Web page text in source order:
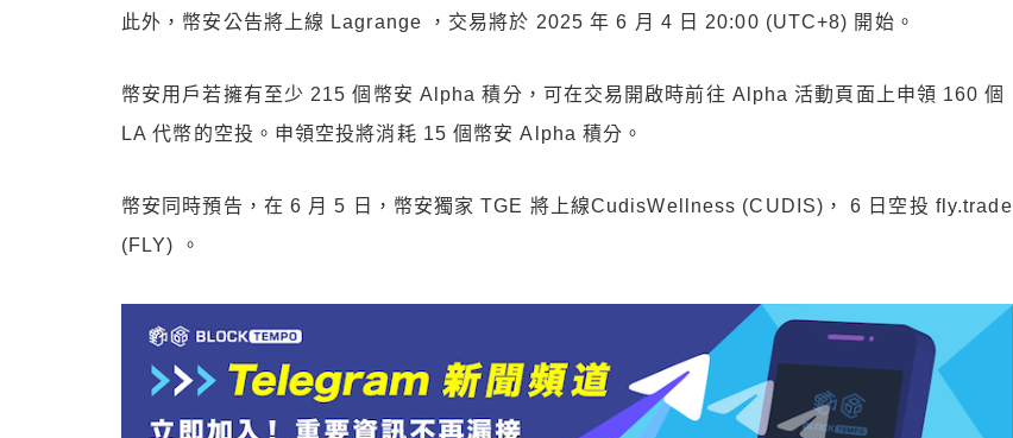
此外，幣安公告將上線 Lagrange ，交易將於 2025 年 6 月 4 日 20:00 (UTC+8) 開始。
幣安用戶若擁有至少 215 個幣安 Alpha 積分，可在交易開啟時前往 Alpha 活動頁面上申領 160 個
LA 代幣的空投。申領空投將消耗 15 個幣安 Alpha 積分。
幣安同時預告，在 6 月 5 日，幣安獨家 TGE 將上線CudisWellness (CUDIS)， 6 日空投 fly.trade
(FLY) 。